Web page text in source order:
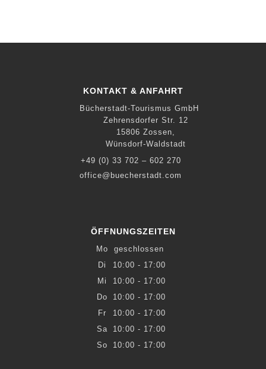
KONTAKT & ANFAHRT
Bücherstadt-Tourismus GmbH
Zehrensdorfer Str. 12
15806 Zossen,
Wünsdorf-Waldstadt
+49 (0) 33 702 – 602 270
office@buecherstadt.com
ÖFFNUNGSZEITEN
Mo
geschlossen
Di
10:00 - 17:00
Mi
10:00 - 17:00
Do
10:00 - 17:00
Fr
10:00 - 17:00
Sa
10:00 - 17:00
So
10:00 - 17:00